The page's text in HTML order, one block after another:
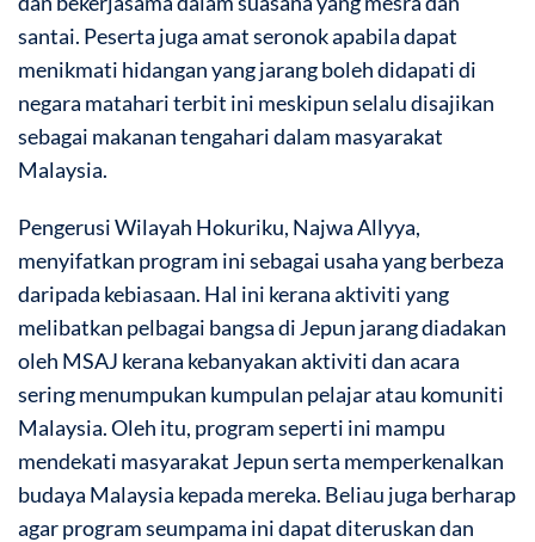
santai. Peserta juga amat seronok apabila dapat
menikmati hidangan yang jarang boleh didapati di
negara matahari terbit ini meskipun selalu disajikan
sebagai makanan tengahari dalam masyarakat
Malaysia.
Pengerusi Wilayah Hokuriku, Najwa Allyya,
menyifatkan program ini sebagai usaha yang berbeza
daripada kebiasaan. Hal ini kerana aktiviti yang
melibatkan pelbagai bangsa di Jepun jarang diadakan
oleh MSAJ kerana kebanyakan aktiviti dan acara
sering menumpukan kumpulan pelajar atau komuniti
Malaysia. Oleh itu, program seperti ini mampu
mendekati masyarakat Jepun serta memperkenalkan
budaya Malaysia kepada mereka. Beliau juga berharap
agar program seumpama ini dapat diteruskan dan